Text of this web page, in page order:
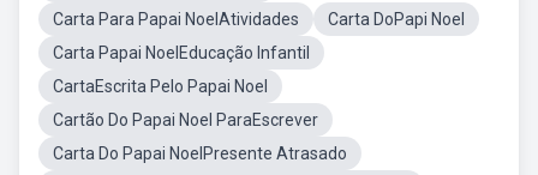
Carta Para Papai NoelAtividades
Carta DoPapi Noel
Carta Papai NoelEducação Infantil
CartaEscrita Pelo Papai Noel
Cartão Do Papai Noel ParaEscrever
Carta Do Papai NoelPresente Atrasado